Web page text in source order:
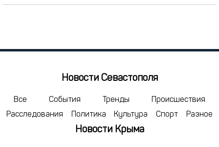
АПРЕЛЬ 2025
7 8 9 10 11 12 13
23 24 25
28 29 30 1 3 4
5 6 7 9 10 11
Новости Севастополя
Все События Тренды
Происшествия
Расследования
Политика Культура Спорт Разное
Новости Крыма